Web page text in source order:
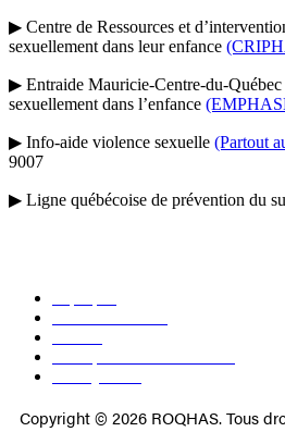
▶ Centre de Ressources et
sexuellement dans leur enfance
▶ Entraide Mauricie-Centre-du-Québec
sexuellement dans l’enfance
▶ Info-aide violence sexuelle (Partout
9007
▶ Ligne québécoise de prévention du
Copyright © 2026 ROQHAS. Tous